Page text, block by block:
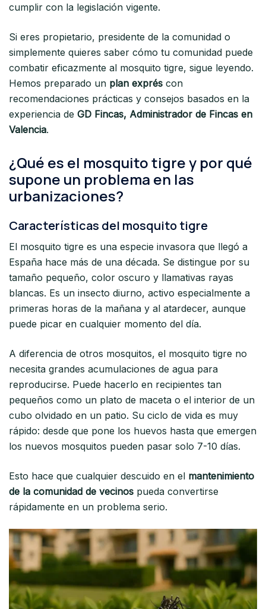
cumplir con la legislación vigente.
Si eres propietario, presidente de la comunidad o
simplemente quieres saber cómo tu comunidad puede
combatir eficazmente al mosquito tigre, sigue leyendo.
Hemos preparado un plan exprés con
recomendaciones prácticas y consejos basados en la
experiencia de GD Fincas, Administrador de Fincas en
Valencia.
¿Qué es el mosquito tigre y por qué
supone un problema en las
urbanizaciones?
Características del mosquito tigre
El mosquito tigre es una especie invasora que llegó a
España hace más de una década. Se distingue por su
tamaño pequeño, color oscuro y llamativas rayas
blancas. Es un insecto diurno, activo especialmente a
primeras horas de la mañana y al atardecer, aunque
puede picar en cualquier momento del día.
A diferencia de otros mosquitos, el mosquito tigre no
necesita grandes acumulaciones de agua para
reproducirse. Puede hacerlo en recipientes tan
pequeños como un plato de maceta o el interior de un
cubo olvidado en un patio. Su ciclo de vida es muy
rápido: desde que pone los huevos hasta que emergen
los nuevos mosquitos pueden pasar solo 7-10 días.
Esto hace que cualquier descuido en el mantenimiento
de la comunidad de vecinos pueda convertirse
rápidamente en un problema serio.